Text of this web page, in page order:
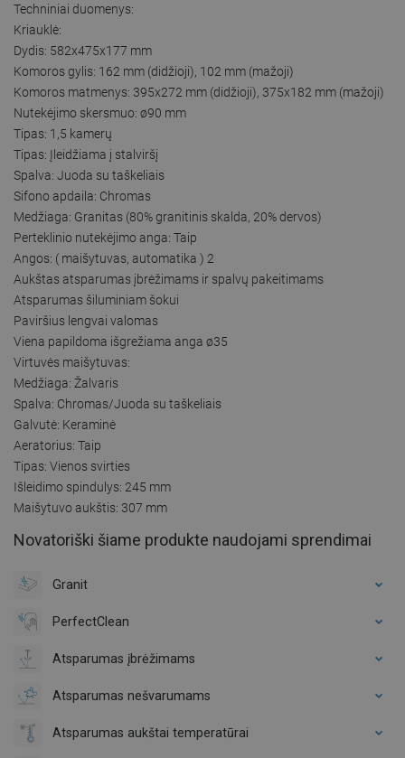
Techniniai duomenys:
Kriauklė:
Dydis: 582x475x177 mm
Komoros gylis: 162 mm (didžioji), 102 mm (mažoji)
Komoros matmenys: 395x272 mm (didžioji), 375x182 mm (mažoji)
Nutekėjimo skersmuo: ø90 mm
Tipas: 1,5 kamerų
Tipas: Įleidžiama į stalviršį
Spalva: Juoda su taškeliais
Sifono apdaila: Chromas
Medžiaga: Granitas (80% granitinis skalda, 20% dervos)
Perteklinio nutekėjimo anga: Taip
Angos: ( maišytuvas, automatika ) 2
Aukštas atsparumas įbrėžimams ir spalvų pakeitimams
Atsparumas šiluminiam šokui
Paviršius lengvai valomas
Viena papildoma išgrežiama anga ø35
Virtuvės maišytuvas:
Medžiaga: Žalvaris
Spalva: Chromas/Juoda su taškeliais
Galvutė: Keraminė
Aeratorius: Taip
Tipas: Vienos svirties
Išleidimo spindulys: 245 mm
Maišytuvo aukštis: 307 mm
Novatoriški šiame produkte naudojami sprendimai
Granit
PerfectClean
Atsparumas įbrėžimams
Atsparumas nešvarumams
Atsparumas aukštai temperatūrai